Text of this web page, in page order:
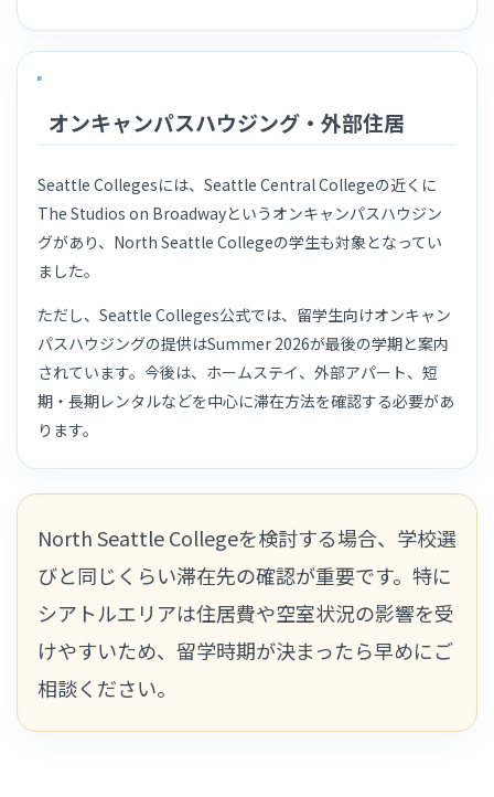
オンキャンパスハウジング・外部住居
Seattle Collegesには、Seattle Central Collegeの近くに
The Studios on Broadwayというオンキャンパスハウジン
グがあり、North Seattle Collegeの学生も対象となってい
ました。
ただし、Seattle Colleges公式では、留学生向けオンキャン
パスハウジングの提供はSummer 2026が最後の学期と案内
されています。今後は、ホームステイ、外部アパート、短
期・長期レンタルなどを中心に滞在方法を確認する必要があ
ります。
North Seattle Collegeを検討する場合、学校選
びと同じくらい滞在先の確認が重要です。特に
シアトルエリアは住居費や空室状況の影響を受
けやすいため、留学時期が決まったら早めにご
相談ください。